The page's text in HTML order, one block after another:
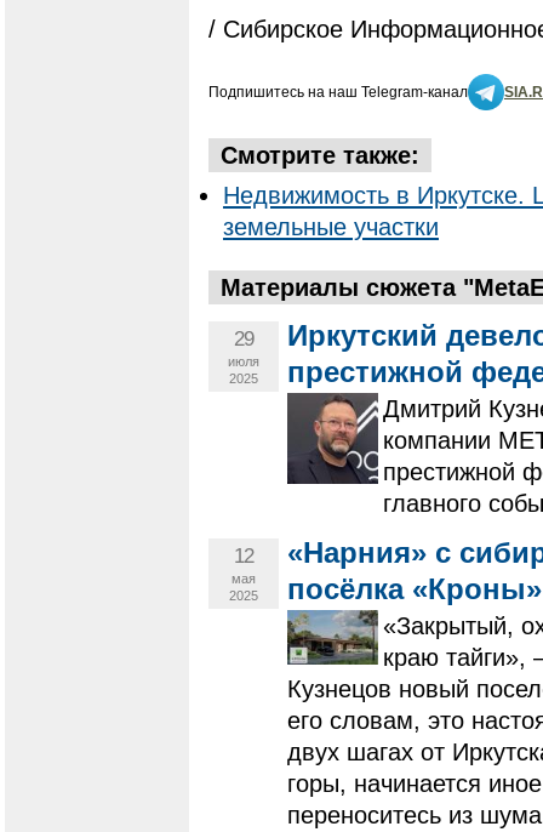
/ Сибирское
Подпишитесь на наш Telegram-канал
Смотрите также:
Недвижимость в Иркутске.
земельные участки
Материалы сюжета
29
июля
2025
Иркутский
престижной
Дмитрий
компании
престижной
главного
12
мая
2025
«Нарния» с
посёлка «Кроны»
«Закрытый,
краю тайги»,
Кузнецов новый
его словам, это
двух шагах от
горы, начинается
переноситесь из